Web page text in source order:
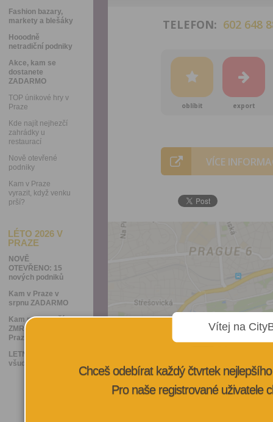
Fashion bazary,
markety a blešáky
Hooodně
netradiční podniky
Akce, kam se
dostanete
ZADARMO
TOP únikové hry v
Praze
Kde najít nejhezčí
zahrádky u
restaurací
Nově otevřené
podniky
Kam v Praze
vyrazit, když venku
prší?
LÉTO 2026 V
PRAZE
NOVĚ
OTEVŘENO: 15
nových podniků
Kam v Praze v
srpnu ZADARMO
Kam na nejlepší
ZMRZLINU v
Praze
LETNÍ KINA: Kde
všude se promítá
TELEFON: 602 648
oblíbit export
VÍCE
Vítej na
Chceš odebírat každý čtvrtek
Pro naše registrované uživatele